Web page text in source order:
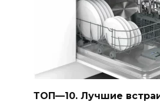
ТОП—10. Лучшие